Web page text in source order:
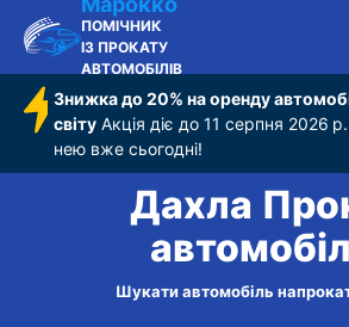
ПОМІЧНИК
ІЗ ПРОКАТУ
АВТОМОБІЛІВ
Знижка до 20% на оренду
світу Акція діє до 11 серпня 2026
нею вже сьогодні!
Дахла
Шукати автомобіль